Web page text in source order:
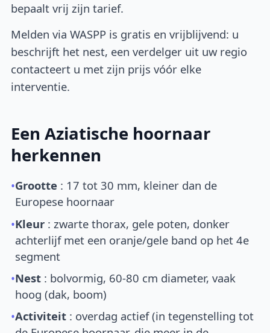
bepaalt vrij zijn tarief.
Melden via WASPP is gratis en vrijblijvend: u
beschrijft het nest, een verdelger uit uw regio
contacteert u met zijn prijs vóór elke
interventie.
Een Aziatische hoornaar
herkennen
•Grootte : 17 tot 30 mm, kleiner dan de
Europese hoornaar
•Kleur : zwarte thorax, gele poten, donker
achterlijf met een oranje/gele band op het 4e
segment
•Nest : bolvormig, 60-80 cm diameter, vaak
hoog (dak, boom)
•Activiteit : overdag actief (in tegenstelling tot